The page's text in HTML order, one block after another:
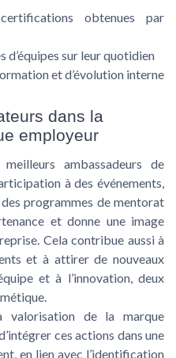
obtenues par
d’équipes sur leur quotidien
et d’évolution interne
dans la
employeur
ambassadeurs de
à des événements,
programmes de mentorat
et donne une image
Cela contribue aussi à
et à attirer de nouveaux
et à l’innovation, deux
de la marque
ces actions dans une
en lien avec l’identification